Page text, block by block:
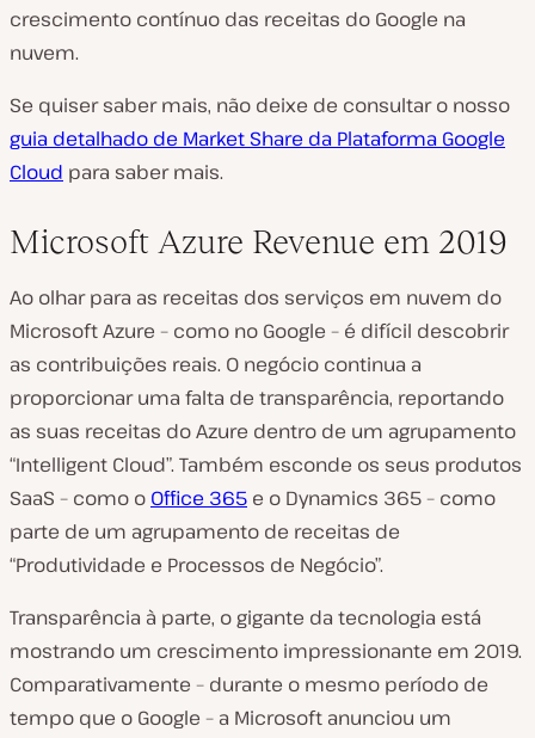
crescimento contínuo das receitas do Google na
nuvem.
Se quiser saber mais, não deixe de consultar o nosso
guia detalhado de Market Share da Plataforma Google
Cloud para saber mais.
Microsoft Azure Revenue em 2019
Ao olhar para as receitas dos serviços em nuvem do
Microsoft Azure – como no Google – é difícil descobrir
as contribuições reais. O negócio continua a
proporcionar uma falta de transparência, reportando
as suas receitas do Azure dentro de um agrupamento
“Intelligent Cloud”. Também esconde os seus produtos
SaaS – como o Office 365 e o Dynamics 365 – como
parte de um agrupamento de receitas de
“Produtividade e Processos de Negócio”.
Transparência à parte, o gigante da tecnologia está
mostrando um crescimento impressionante em 2019.
Comparativamente – durante o mesmo período de
tempo que o Google – a Microsoft anunciou um